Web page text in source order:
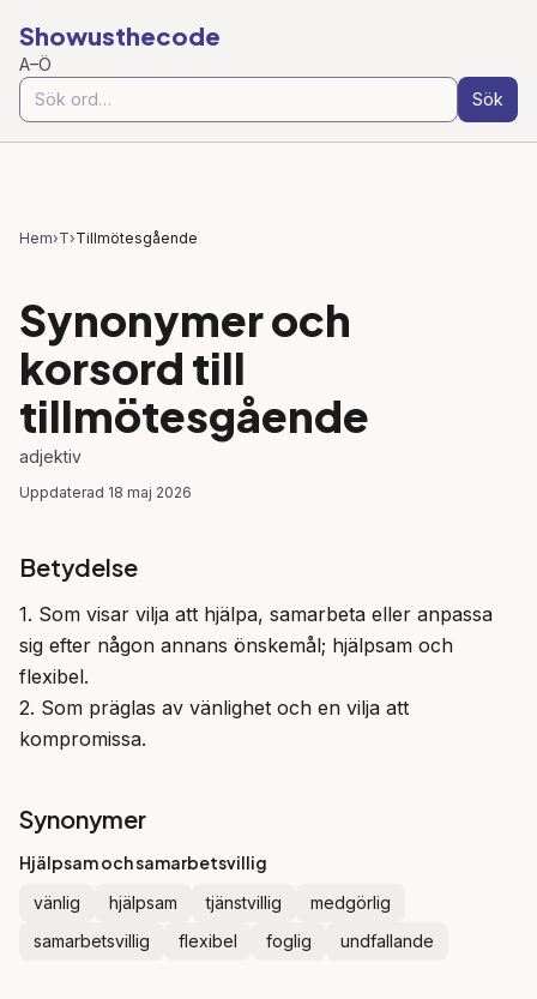
Showusthecode
A–Ö
Sök
Hem›T›Tillmötesgående
Synonymer och
korsord till
tillmötesgående
adjektiv
Uppdaterad 18 maj 2026
Betydelse
1. Som visar vilja att hjälpa, samarbeta eller anpassa
sig efter någon annans önskemål; hjälpsam och
flexibel.
2. Som präglas av vänlighet och en vilja att
kompromissa.
Synonymer
Hjälpsam och samarbetsvillig
vänlig hjälpsam tjänstvillig
medgörlig
samarbetsvillig
flexibel foglig undfallande